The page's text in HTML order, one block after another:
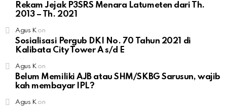
Rekam Jejak P3SRS Menara Latumeten dari Th.
2013 – Th. 2021
Agus Kon
Sosialisasi Pergub DKI No. 70 Tahun 2021 di
Kalibata City Tower A s/d E
Agus Kon
Belum Memiliki AJB atau SHM/SKBG Sarusun, wajib
kah membayar IPL?
Agus Kon